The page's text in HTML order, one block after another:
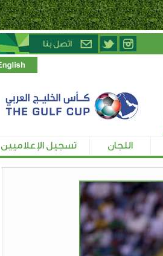
اللجان تسجيل الإعلاميين